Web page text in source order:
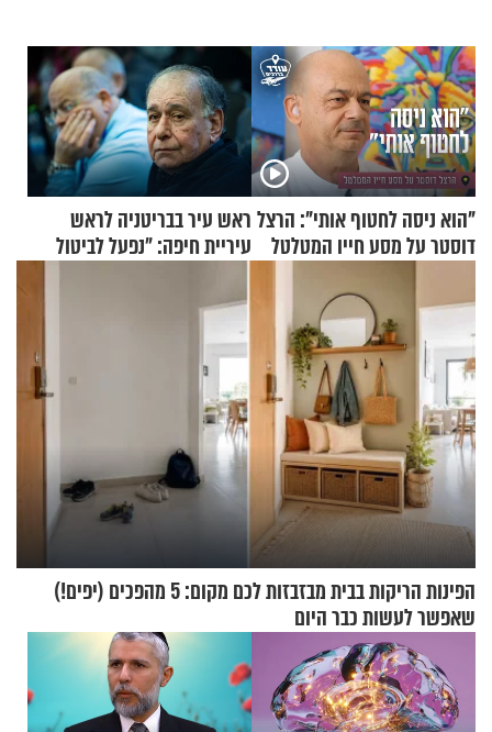
"הוא ניסה לחטוף אותי": הרצל
דוסטר על מסע חייו המטלטל
ראש עיר בבריטניה לראש
עיריית חיפה: ״נפעל לביטול
הפינות הריקות בבית מבזבזות לכם מקום: 5 מהפכים (יפים!)
שאפשר לעשות כבר היום